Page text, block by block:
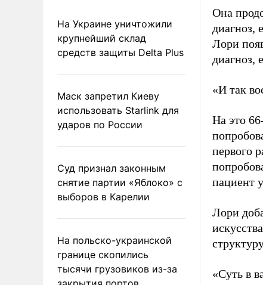
На Украине уничтожили
крупнейший склад
средств защиты Delta Plus
Маск запретил Киеву
использовать Starlink для
ударов по России
Суд признал законным
снятие партии «Яблоко» с
выборов в Карелии
На польско-украинской
границе скопились
тысячи грузовиков из-за
Она
диагноз,
Лори
диагноз,
«И так
На это
первого
пациент
Лори
«Суть в